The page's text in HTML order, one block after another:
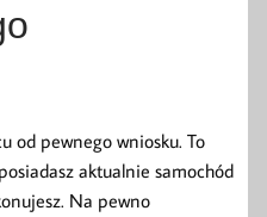
od pewnego wniosku. To
aktualnie samochód
Na pewno